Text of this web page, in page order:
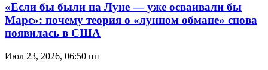
«Если бы были на Луне — уже осваивали бы
Марс»: почему теория о «лунном обмане» снова
появилась в США
Июл 23, 2026, 06:50 пп